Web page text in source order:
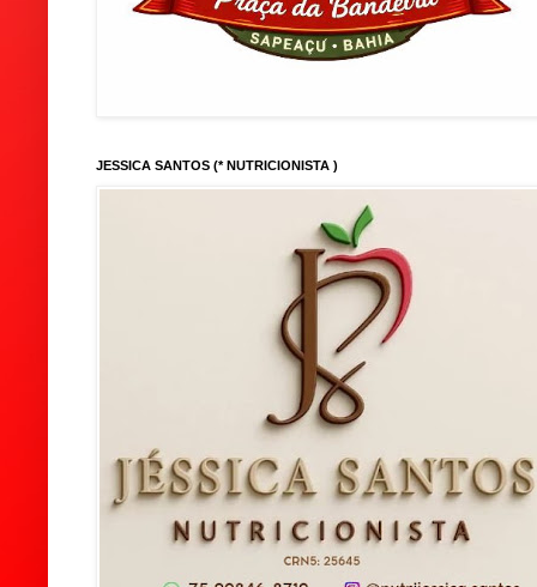
JESSICA SANTOS (* NUTRICIONISTA )